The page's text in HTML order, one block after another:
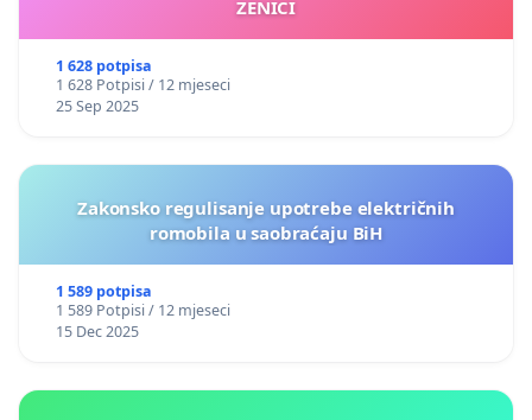
ZENICI
1 628 potpisa
1 628 Potpisi / 12 mjeseci
25 Sep 2025
Zakonsko regulisanje upotrebe električnih
romobila u saobraćaju BiH
1 589 potpisa
1 589 Potpisi / 12 mjeseci
15 Dec 2025